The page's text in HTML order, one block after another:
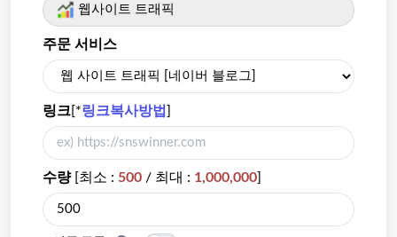
웹사이트 트래픽
주문 서비스
링크[*링크복사방법 ]
수량[최소 : 500 / 최대 : 1,000,000]